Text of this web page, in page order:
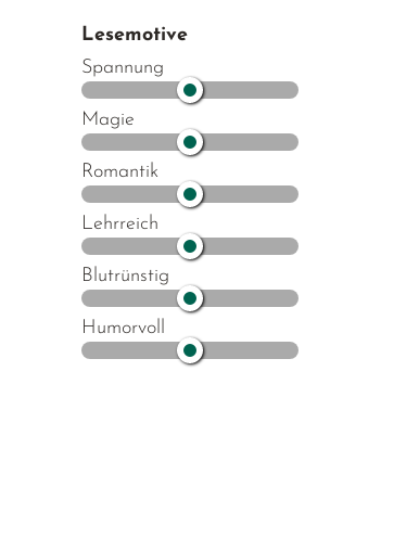
Lesemotive
Spannung
Magie
Romantik
Lehrreich
Blutrünstig
Humorvoll